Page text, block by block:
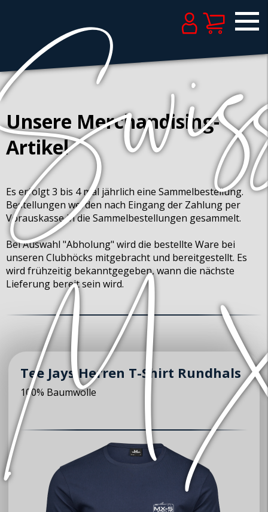
Unsere Merchandising-
Artikel
Es erfolgt 3 bis 4 mal jährlich eine Sammelbestellung.
Bestellungen werden nach Eingang der Zahlung per
Vorauskasse in die Sammelbestellungen gesammelt.
Bei Auswahl "Abholung" wird die bestellte Ware bei
unseren Clubhöcks mitgebracht und bereitgestellt. Es
wird frühzeitig bekanntgegeben, wann die nächste
Lieferung bereit sein wird.
Tee Jays Herren T-Shirt Rundhals
100% Baumwolle